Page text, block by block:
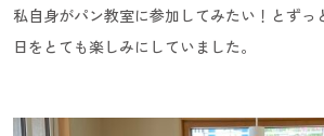
私自身がパン教室に参加してみたい！とずっ
日をとても楽しみにしていました。